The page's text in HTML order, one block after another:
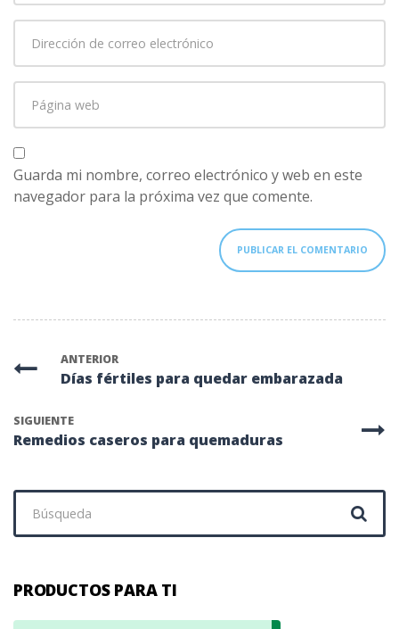
primer
correo
web
Guarda mi nombre, correo electrónico y web en este
navegador para la próxima vez que comente.
ANTERIOR
Días fértiles para quedar embarazada
SIGUIENTE
Remedios caseros para quemaduras
PRODUCTOS PARA TI